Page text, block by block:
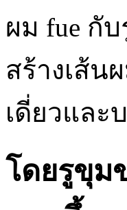
ผม fue กั
สร้างเส้น
เดี่ยวและ
โดยรูขุม